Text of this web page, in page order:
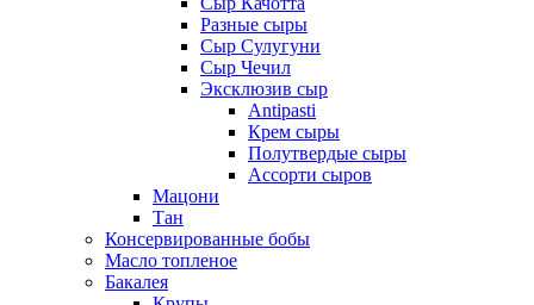
Разные сыры
Сыр Сулугуни
Сыр Чечил
Эксклюзив сыр
Antipasti
Крем сыры
Полутвердые сыры
Ассорти сыров
Мацони
Тан
Консервированные бобы
Масло топленое
Бакалея